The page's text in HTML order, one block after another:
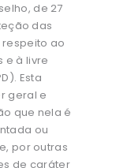
de 27
das
respeito ao
e à livre
Esta
geral e
que nela é
ou
por outras
de caráter